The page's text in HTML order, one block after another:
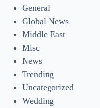
General
Global News
Middle East
Misc
News
Trending
Uncategorized
Wedding